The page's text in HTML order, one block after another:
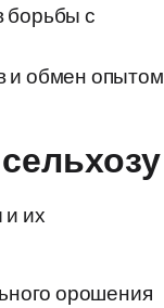
борьбы с
и обмен опытом
их
орошения